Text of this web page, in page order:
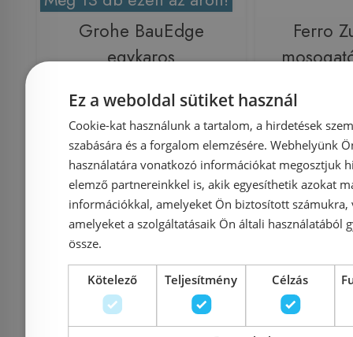
Grohe BauEdge
egykaros
31367001
Azonosító: 179657
Cikkszám: 31367001
34 306 Ft 27 180 Ft
Kosárba
Ferro
Ez a weboldal sütiket használ
Cookie-kat használunk a tartalom, a hirdetések
szabására és a forgalom elemzésére. Webhelyünk
használatára vonatkozó információkat megosztjuk
elemző partnereinkkel is, akik egyesíthetik azokat
információkkal, amelyeket Ön biztosított számukra,
amelyeket a szolgáltatásaik Ön általi használatából
össze.
Kötelező Teljesítmény Célzás